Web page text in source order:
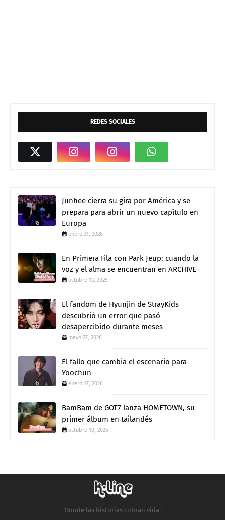
REDES SOCIALES
Junhee cierra su gira por América y se
prepara para abrir un nuevo capítulo en
Europa
enero 21, 2026
En Primera Fila con Park Jeup: cuando la
voz y el alma se encuentran en ARCHIVE
octubre 13, 2025
El fandom de Hyunjin de StrayKids
descubrió un error que pasó
desapercibido durante meses
mayo 27, 2026
El fallo que cambia el escenario para
Yoochun
enero 17, 2026
BamBam de GOT7 lanza HOMETOWN, su
primer álbum en tailandés
octubre 10, 2025
"Donde las historias cobran vida".